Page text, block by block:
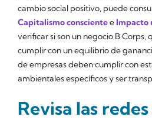
cambio social positivo, puede
Capitalismo conscienteeImpacto
verificar si son un negocio B
cumplir con un equilibrio de
de empresas deben cumplir con
ambientales específicos y ser
Revisa las